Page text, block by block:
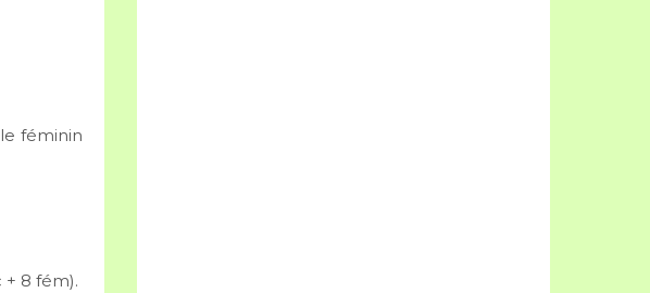
féminin
+ 8 fém).